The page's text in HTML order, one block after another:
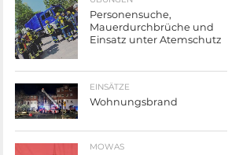
Personensuche,
Mauerdurchbrüche und
Einsatz unter Atemschutz
EINSÄTZE
Wohnungsbrand
MOWAS